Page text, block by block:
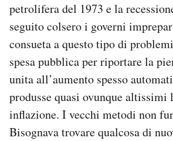
petrolifera del 1973 e la
seguito colsero i governi
consueta a questo tipo di
spesa pubblica per riportare la
unita all’aumento spesso
produsse quasi ovunque
inflazione. I vecchi metodi non
Bisognava trovare qualcosa di